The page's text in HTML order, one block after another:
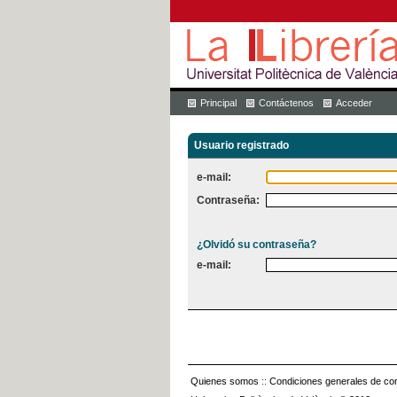
Principal Contáctenos Acceder
Usuario registrado
e-mail:
Contraseña:
¿Olvidó su contraseña?
e-mail:
Quienes somos :: Condiciones generales de